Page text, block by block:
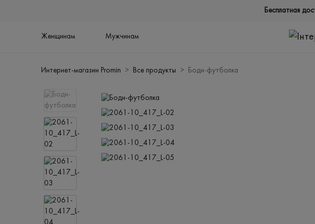
Бесплатная
Женщинам Мужчинам
Интернет-магазин Promin Все продукты Боди-футболка